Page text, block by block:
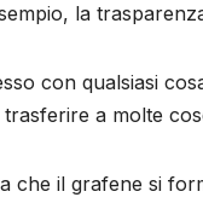
la
con qualsiasi
a molte
che il grafene si